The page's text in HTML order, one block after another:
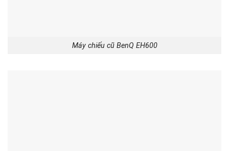
Máy chiếu cũ BenQ EH600